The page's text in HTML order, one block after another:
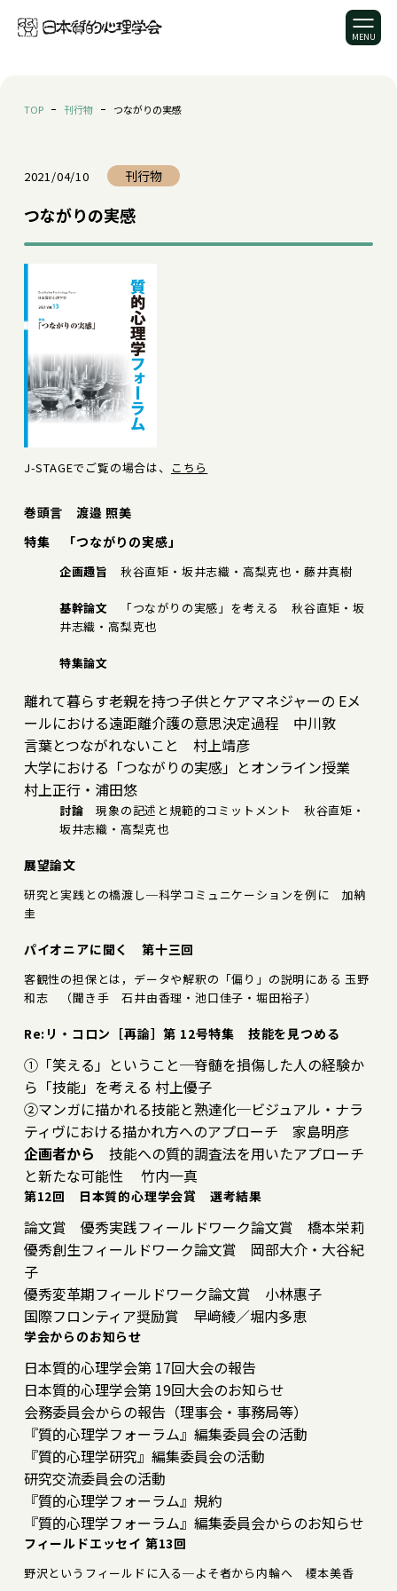
TOP 刊行物 つながりの実感
2021/04/10 刊行物
つながりの実感
J-STAGEでご覧の場合は、 こちら
巻頭言 渡邉 照美
特集 「つながりの実感」
企画趣旨 秋谷直矩・坂井志織・高梨克也・藤井真樹
基幹論文 「つながりの実感」を考える 秋谷直矩・坂
井志織・高梨克也
特集論文
離れて暮らす老親を持つ子供とケアマネジャーの Eメ
ールにおける遠距離介護の意思決定過程 中川敦
言葉とつながれないこと 村上靖彦
大学における「つながりの実感」とオンライン授業
村上正行・浦田悠
討論 現象の記述と規範的コミットメント 秋谷直矩・
坂井志織・高梨克也
展望論文
研究と実践との橋渡し─科学コミュニケーションを例に 加納
圭
パイオニアに聞く 第十三回
客観性の担保とは，データや解釈の「偏り」の説明にある 玉野
和志 （聞き手 石井由香理・池口佳子・堀田裕子）
Re:リ・コロン［再論］第 12号特集 技能を見つめる
①「笑える」ということ─脊髄を損傷した人の経験か
ら「技能」を考える 村上優子
②マンガに描かれる技能と熟達化─ビジュアル・ナラ
ティヴにおける描かれ方へのアプローチ 家島明彦
企画者から 技能への質的調査法を用いたアプローチ
と新たな可能性 竹内一真
第12回 日本質的心理学会賞 選考結果
論文賞 優秀実践フィールドワーク論文賞 橋本栄莉
優秀創生フィールドワーク論文賞 岡部大介・大谷紀
子
優秀変革期フィールドワーク論文賞 小林惠子
国際フロンティア奨励賞 早﨑綾／堀内多恵
学会からのお知らせ
日本質的心理学会第 17回大会の報告
日本質的心理学会第 19回大会のお知らせ
会務委員会からの報告（理事会・事務局等）
『質的心理学フォーラム』編集委員会の活動
『質的心理学研究』編集委員会の活動
研究交流委員会の活動
『質的心理学フォーラム』規約
『質的心理学フォーラム』編集委員会からのお知らせ
フィールドエッセイ 第13回
野沢というフィールドに入る─よそ者から内輪へ 榎本美香